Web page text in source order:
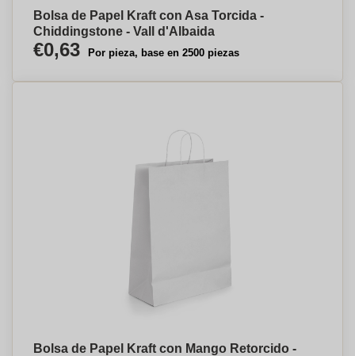
Bolsa de Papel Kraft con Asa Torcida -
Chiddingstone - Vall d'Albaida
€0,63 Por pieza, base en 2500 piezas
Bolsa de Papel Kraft con Mango Retorcido -